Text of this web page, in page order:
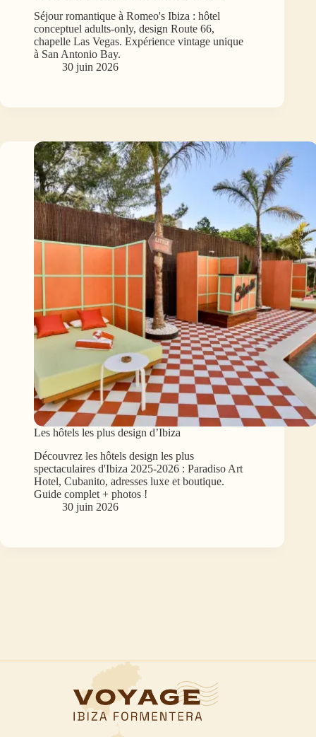
Séjour romantique à Romeo's Ibiza : hôtel
conceptuel adults-only, design Route 66,
chapelle Las Vegas. Expérience vintage unique
à San Antonio Bay.
30 juin 2026
Les hôtels les plus design d’Ibiza
Découvrez les hôtels design les plus
spectaculaires d'Ibiza 2025-2026 : Paradiso Art
Hotel, Cubanito, adresses luxe et boutique.
Guide complet + photos !
30 juin 2026